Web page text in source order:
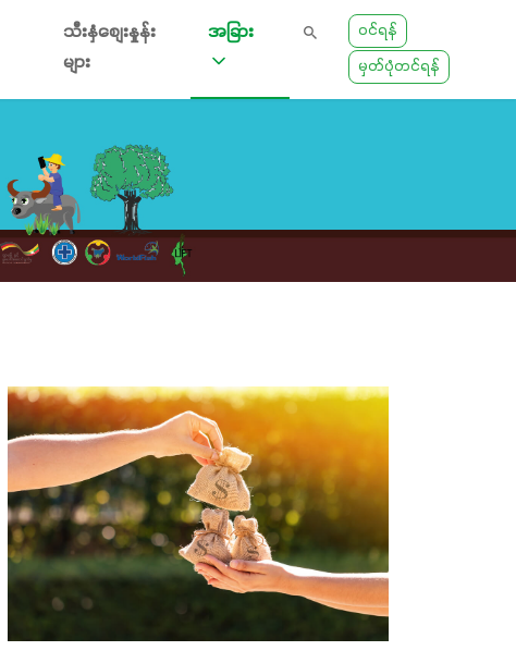
သီးနှံစျေးနှုန်း
များ
အခြား
ဝင်ရန်
မှတ်ပုံတင်ရန်